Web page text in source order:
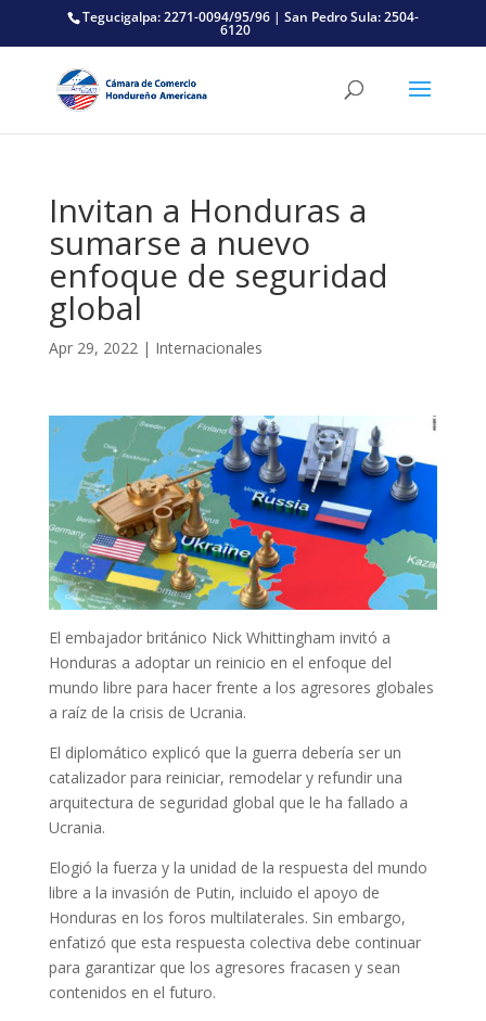
Tegucigalpa: 2271-0094/95/96 | San Pedro Sula: 2504-
6120
Invitan a Honduras a
sumarse a nuevo
enfoque de seguridad
global
Apr 29, 2022| Internacionales
El embajador británico Nick Whittingham invitó a
Honduras a adoptar un reinicio en el enfoque del
mundo libre para hacer frente a los agresores globales
a raíz de la crisis de Ucrania.
El diplomático explicó que la guerra debería ser un
catalizador para reiniciar, remodelar y refundir una
arquitectura de seguridad global que le ha fallado a
Ucrania.
Elogió la fuerza y la unidad de la respuesta del mundo
libre a la invasión de Putin, incluido el apoyo de
Honduras en los foros multilaterales. Sin embargo,
enfatizó que esta respuesta colectiva debe continuar
para garantizar que los agresores fracasen y sean
contenidos en el futuro.